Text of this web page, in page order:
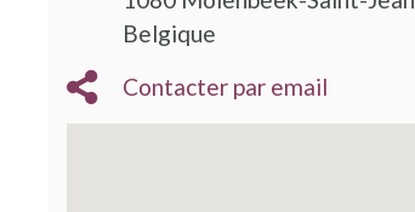
Belgique
Contacter par email